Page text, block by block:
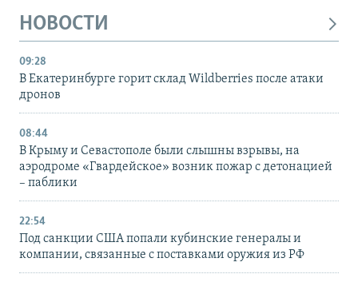
НОВОСТИ
09:28
В Екатеринбурге горит склад Wildberries после атаки
дронов
08:44
В Крыму и Севастополе были слышны взрывы, на
аэродроме «Гвардейское» возник пожар с детонацией
– паблики
22:54
Под санкции США попали кубинские генералы и
компании, связанные с поставками оружия из РФ